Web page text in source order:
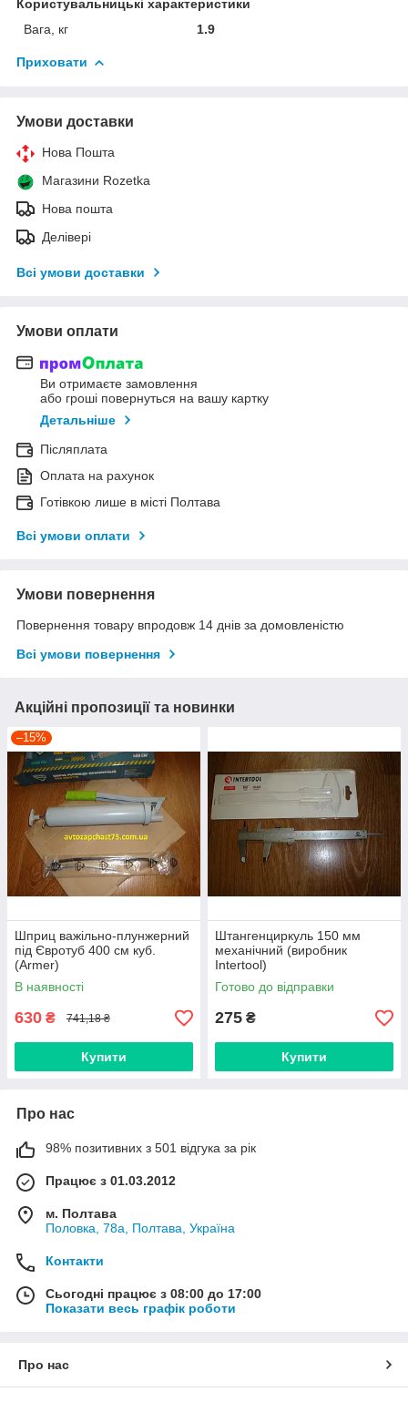
Користувальницькі характеристики
Вага, кг
1.9
Приховати
Умови доставки
Нова Пошта
Магазини Rozetka
Нова пошта
Делівері
Всі умови доставки
Умови оплати
Ви отримаєте замовлення
або гроші повернуться на вашу картку
Детальніше
Післяплата
Оплата на рахунок
Готівкою лише в місті Полтава
Всі умови оплати
Умови повернення
Повернення товару впродовж 14 днів за домовленістю
Всі умови повернення
Акційні пропозиції та новинки
–15%
Шприц важільно-плунжерний
під Євротуб 400 см куб.
(Armer)
В наявності
630 ₴ 741,18 ₴
Купити
Штангенциркуль 150 мм
механічний (виробник
Intertool)
Готово до відправки
275 ₴
Купити
Про нас
98% позитивних з 501 відгука за рік
Працює з 01.03.2012
м. Полтава
Половка, 78а, Полтава, Україна
Контакти
Сьогодні працює з 08:00 до 17:00
Показати весь графік роботи
Про нас